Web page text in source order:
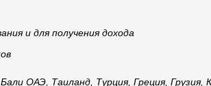
и для получения дохода
ОАЭ, Таиланд, Турция, Греция, Грузия,